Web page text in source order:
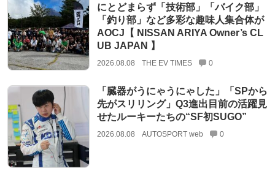
にとどまらず「技術部」「バイク部」
「釣り部」など多彩な趣味人集合体が
AOCJ【 NISSAN ARIYA Owner’s CL
UB JAPAN 】
2026.08.08 THE EV TIMES 0
「臓器がうにゃうにゃした」「SPから
先がスリリング」Q3進出目前の活躍見
せたルーキーたちの“SF初SUGO”
2026.08.08 AUTOSPORT web 0